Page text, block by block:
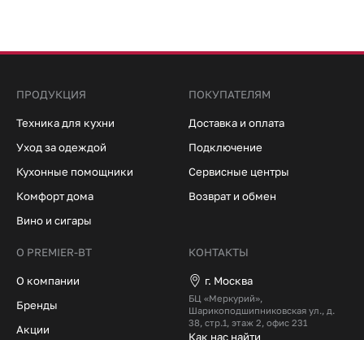
ПРОДУКЦИЯ
Техника для кухни
Уход за одеждой
Кухонные помощники
Комфорт дома
Вино и сигары
ПОКУПАТЕЛЯМ
Доставка и оплата
Подключение
Сервисные центры
Возврат и обмен
О PREMIER-BT
О компании
Бренды
Акции
КОНТАКТЫ
г. Москва
БЦ «Меркурий»,
Шарикоподшипниковская ул., д.
38, стр.1, этаж 2, офис 231
Как нас найти